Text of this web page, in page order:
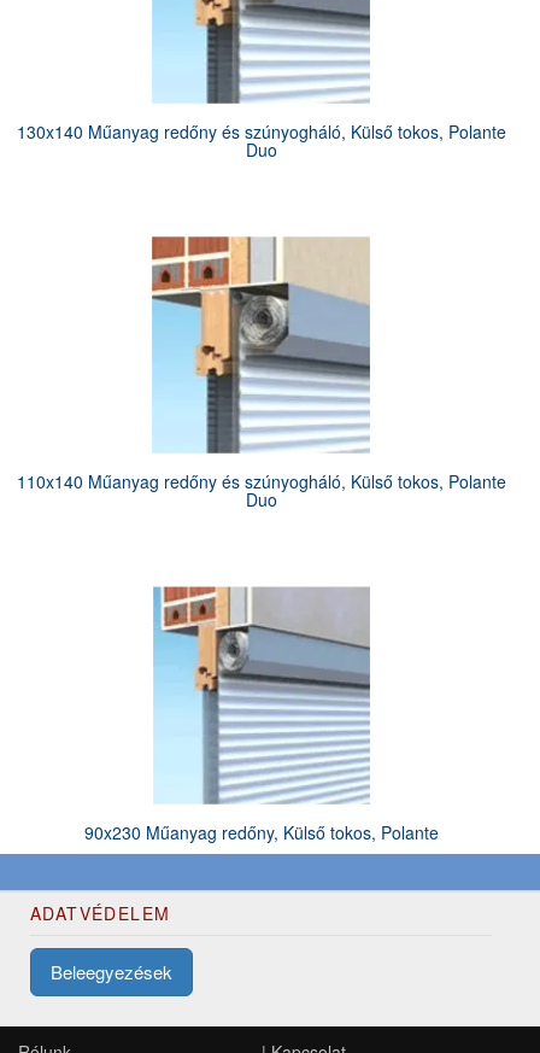
130x140 Műanyag redőny és szúnyogháló, Külső tokos, Polante
Duo
110x140 Műanyag redőny és szúnyogháló, Külső tokos, Polante
Duo
90x230 Műanyag redőny, Külső tokos, Polante
ADATVÉDELEM
Beleegyezések